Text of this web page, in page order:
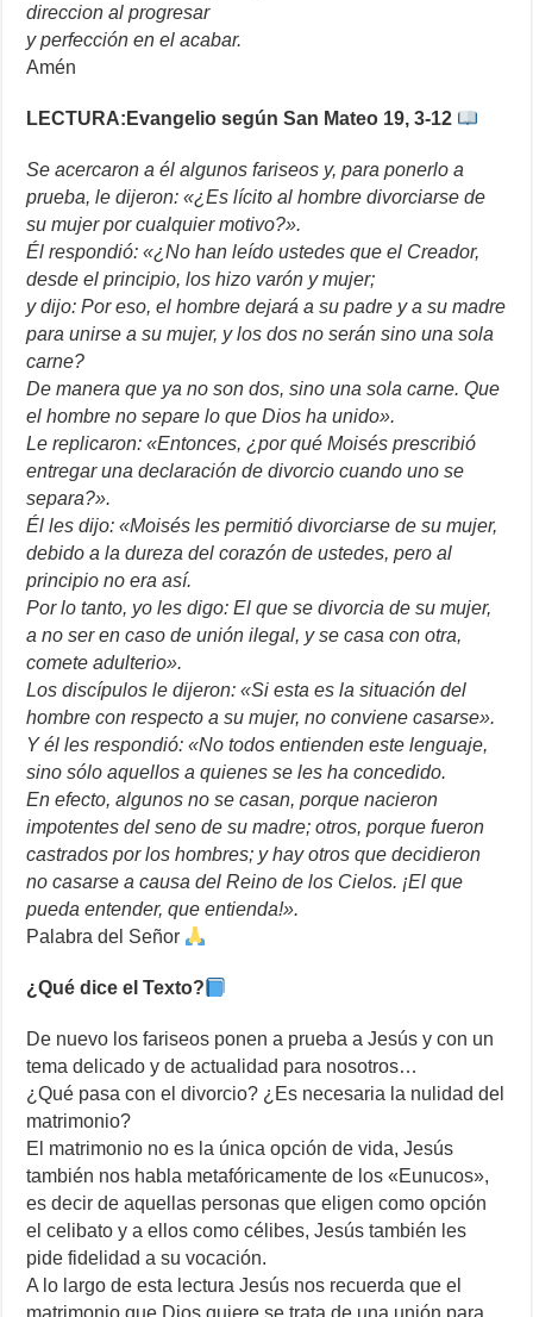
direccion al progresar
y perfección en el acabar.
Amén
LECTURA:Evangelio según San Mateo 19, 3-12
Se acercaron a él algunos fariseos y, para ponerlo a
prueba, le dijeron: «¿Es lícito al hombre divorciarse de
su mujer por cualquier motivo?».
Él respondió: «¿No han leído ustedes que el Creador,
desde el principio, los hizo varón y mujer;
y dijo: Por eso, el hombre dejará a su padre y a su madre
para unirse a su mujer, y los dos no serán sino una sola
carne?
De manera que ya no son dos, sino una sola carne. Que
el hombre no separe lo que Dios ha unido».
Le replicaron: «Entonces, ¿por qué Moisés prescribió
entregar una declaración de divorcio cuando uno se
separa?».
Él les dijo: «Moisés les permitió divorciarse de su mujer,
debido a la dureza del corazón de ustedes, pero al
principio no era así.
Por lo tanto, yo les digo: El que se divorcia de su mujer,
a no ser en caso de unión ilegal, y se casa con otra,
comete adulterio».
Los discípulos le dijeron: «Si esta es la situación del
hombre con respecto a su mujer, no conviene casarse».
Y él les respondió: «No todos entienden este lenguaje,
sino sólo aquellos a quienes se les ha concedido.
En efecto, algunos no se casan, porque nacieron
impotentes del seno de su madre; otros, porque fueron
castrados por los hombres; y hay otros que decidieron
no casarse a causa del Reino de los Cielos. ¡El que
pueda entender, que entienda!».
Palabra del Señor
¿Qué dice el Texto?
De nuevo los fariseos ponen a prueba a Jesús y con un
tema delicado y de actualidad para nosotros…
¿Qué pasa con el divorcio? ¿Es necesaria la nulidad del
matrimonio?
El matrimonio no es la única opción de vida, Jesús
también nos habla metafóricamente de los «Eunucos»,
es decir de aquellas personas que eligen como opción
el celibato y a ellos como célibes, Jesús también les
pide fidelidad a su vocación.
A lo largo de esta lectura Jesús nos recuerda que el